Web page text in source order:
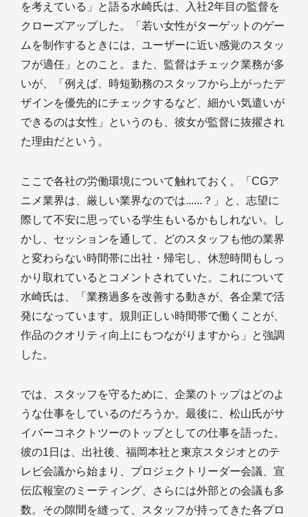
を考えている」と語る水崎氏は、入社2年目の監督を
クローズアップした。「若い女性がターゲットのゲー
ムを制作するときには、ユーザーに近い感覚のスタッ
フが適任」とのこと。また、監督はチェック業務が多
いが、「例えば、時短勤務のスタッフから上がったデ
ザインを優先的にチェックするなど、細かい気遣いが
できるのは女性」というのも、彼女が監督に抜擢され
た理由だという。
ここで各社の労働環境について触れておく。「CGア
ニメ業界は、厳しい業界なのでは......？」と、志望に
際して不安に思っている学生もいるかもしれない。し
かし、セッションを通して、どのスタッフも他の業界
と変わらない時間帯に出社・帰宅し、休憩時間もしっ
かり取れているとコメントされていた。これについて
水崎氏は、「業務過多を改善する動きが、各企業で活
発になっています。規則正しい時間帯で働くことが、
作品のクオリティ向上にもつながりますから」と強調
した。
では、スタッフを守るために、企業のトップはどのよ
うな仕事をしているのだろうか。最後に、松山氏がサ
イバーコネクトツーのトップとしての仕事を語った。
彼の1日は、出社後、福岡本社と東京スタジオとのテ
レビ会議から始まり、プロジェクトリーダー会議、宣
伝広報室のミーティング、さらには外部との会議も多
数。その隙間を縫って、スタッフが持ってきた各プロ